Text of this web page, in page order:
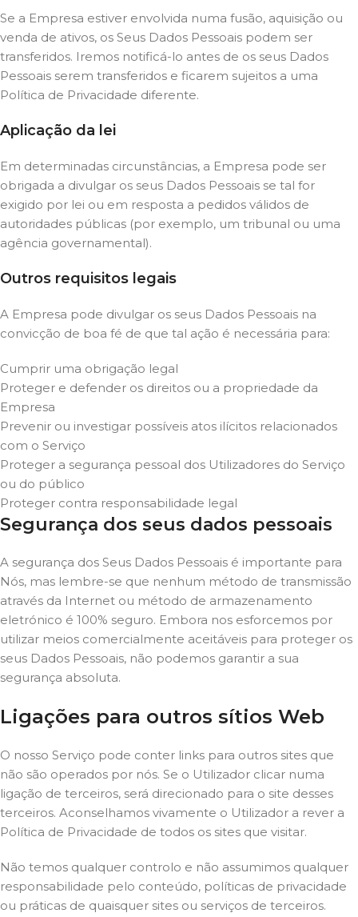
Se a Empresa estiver envolvida numa fusão, aquisição ou
venda de ativos, os Seus Dados Pessoais podem ser
transferidos. Iremos notificá-lo antes de os seus Dados
Pessoais serem transferidos e ficarem sujeitos a uma
Política de Privacidade diferente.
Aplicação da lei
Em determinadas circunstâncias, a Empresa pode ser
obrigada a divulgar os seus Dados Pessoais se tal for
exigido por lei ou em resposta a pedidos válidos de
autoridades públicas (por exemplo, um tribunal ou uma
agência governamental).
Outros requisitos legais
A Empresa pode divulgar os seus Dados Pessoais na
convicção de boa fé de que tal ação é necessária para:
Cumprir uma obrigação legal
Proteger e defender os direitos ou a propriedade da
Empresa
Prevenir ou investigar possíveis atos ilícitos relacionados
com o Serviço
Proteger a segurança pessoal dos Utilizadores do Serviço
ou do público
Proteger contra responsabilidade legal
Segurança dos seus dados pessoais
A segurança dos Seus Dados Pessoais é importante para
Nós, mas lembre-se que nenhum método de transmissão
através da Internet ou método de armazenamento
eletrónico é 100% seguro. Embora nos esforcemos por
utilizar meios comercialmente aceitáveis para proteger os
seus Dados Pessoais, não podemos garantir a sua
segurança absoluta.
Ligações para outros sítios Web
O nosso Serviço pode conter links para outros sites que
não são operados por nós. Se o Utilizador clicar numa
ligação de terceiros, será direcionado para o site desses
terceiros. Aconselhamos vivamente o Utilizador a rever a
Política de Privacidade de todos os sites que visitar.
Não temos qualquer controlo e não assumimos qualquer
responsabilidade pelo conteúdo, políticas de privacidade
ou práticas de quaisquer sites ou serviços de terceiros.